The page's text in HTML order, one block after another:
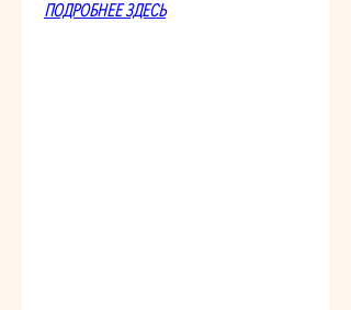
ПОДРОБНЕЕ ЗДЕСЬ